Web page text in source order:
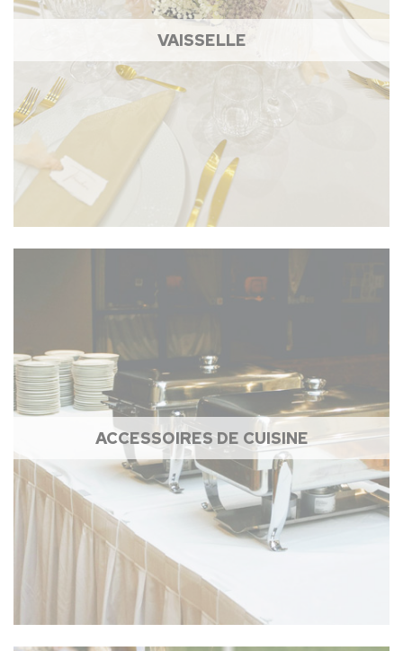
VAISSELLE
ACCESSOIRES DE CUISINE